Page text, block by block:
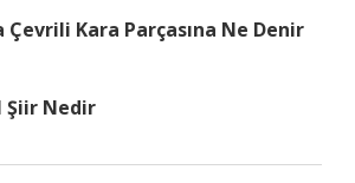
Çevrili Kara Parçasına Ne Denir
Şiir Nedir